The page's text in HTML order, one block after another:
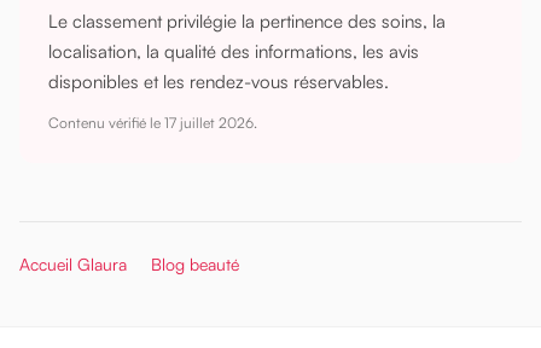
Le classement privilégie la pertinence des soins, la
localisation, la qualité des informations, les avis
disponibles et les rendez-vous réservables.
Contenu vérifié le 17 juillet 2026.
Accueil Glaura Blog beauté